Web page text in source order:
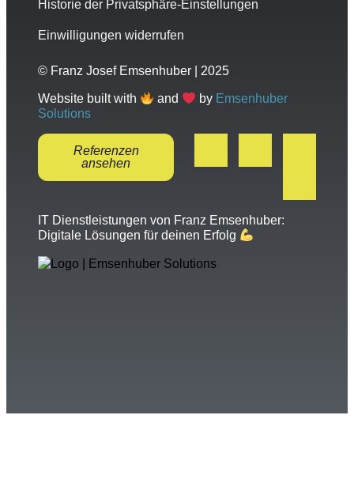
Historie der Privatsphäre-Einstellungen
Einwilligungen widerrufen
© Franz Josef Emsenhuber | 2025
Website built with and by Emsenhuber
Solutions
Referenzen
ansehen
IT Dienstleistungen von Franz Emsenhuber:
Digitale Lösungen für deinen Erfolg